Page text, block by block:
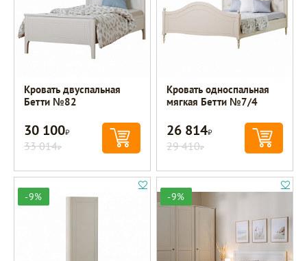
Кровать двуспальная
Бетти №82
30 100Р
33 014Р
Кровать односпальная
мягкая Бетти №7/4
26 814Р
29 410Р
-9% -9%